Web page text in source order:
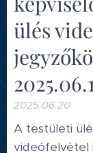
ülés
2025.06.20
A testületi
videófelvétel